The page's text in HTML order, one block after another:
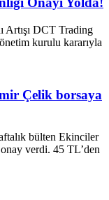
Artışı DCT Trading
kurulu kararıyla
Çelik borsaya
bülten Ekinciler
verdi. 45 TL’den